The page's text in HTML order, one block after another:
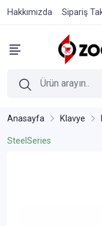
Hakkımızda Sipariş
Anasayfa Klavye
SteelSeries